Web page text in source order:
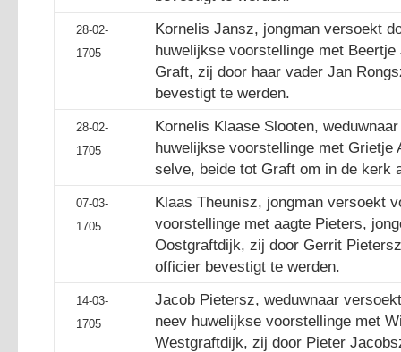
28-02-
1705
Kornelis Jansz, jongman versoekt
huwelijkse voorstellinge met
Graft, zij door haar vader Jan
bevestigt te werden.
28-02-
1705
Kornelis Klaase Slooten,
huwelijkse voorstellinge met Grietje
selve, beide tot Graft om in de kerk
07-03-
1705
Klaas Theunisz, jongman versoekt
voorstellinge met aagte Pieters,
Oostgraftdijk, zij door Gerrit
officier bevestigt te werden.
14-03-
1705
Jacob Pietersz, weduwnaar
neev huwelijkse voorstellinge met
Westgraftdijk, zij door Pieter